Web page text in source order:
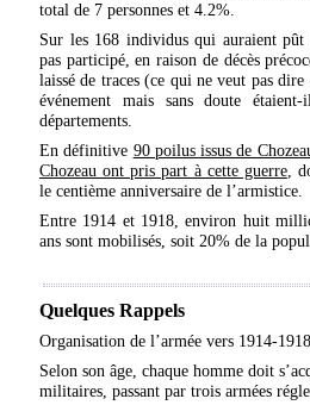
total de 7 personnes et 4.2%.
Sur les 168 individus qui auraient
pas participé, en raison de décès
laissé de traces (ce qui ne veut pas
événement mais sans doute
départements.
En définitive 90 poilus issus de
Chozeau ont pris part à cette guerre,
le centième anniversaire de l’armistice.
Entre 1914 et 1918, environ huit
ans sont mobilisés, soit 20% de la
Quelques Rappels
Organisation de l’armée vers 1914-
Selon son âge, chaque homme doit
militaires, passant par trois armées